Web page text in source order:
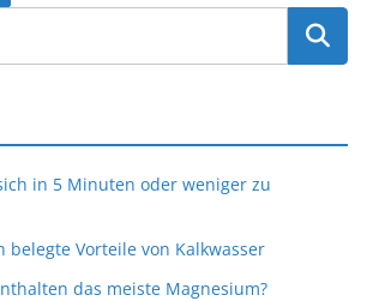
in 5 Minuten oder weniger zu
belegte Vorteile von Kalkwasser
das meiste Magnesium?